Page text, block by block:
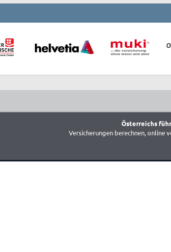
Österreichs
Versicherungen berechnen, online